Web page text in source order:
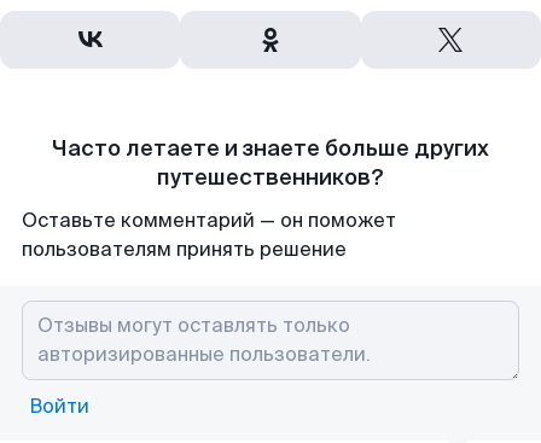
Часто летаете и знаете больше других
путешественников?
Оставьте комментарий — он поможет
пользователям принять решение
Войти